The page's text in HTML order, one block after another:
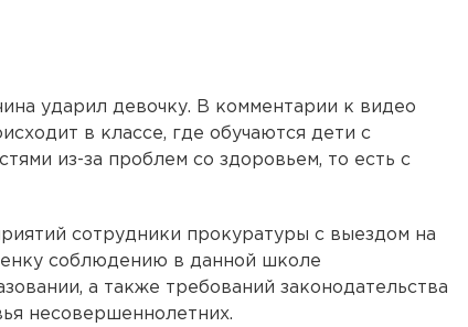
ударил девочку. В комментарии к видео
в классе, где обучаются дети с
из-за проблем со здоровьем, то есть с
сотрудники прокуратуры с выездом на
соблюдению в данной школе
а также требований законодательства
несовершеннолетних.